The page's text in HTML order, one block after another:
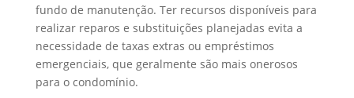
fundo de manutenção. Ter recursos disponíveis para
realizar reparos e substituições planejadas evita a
necessidade de taxas extras ou empréstimos
emergenciais, que geralmente são mais onerosos
para o condomínio.